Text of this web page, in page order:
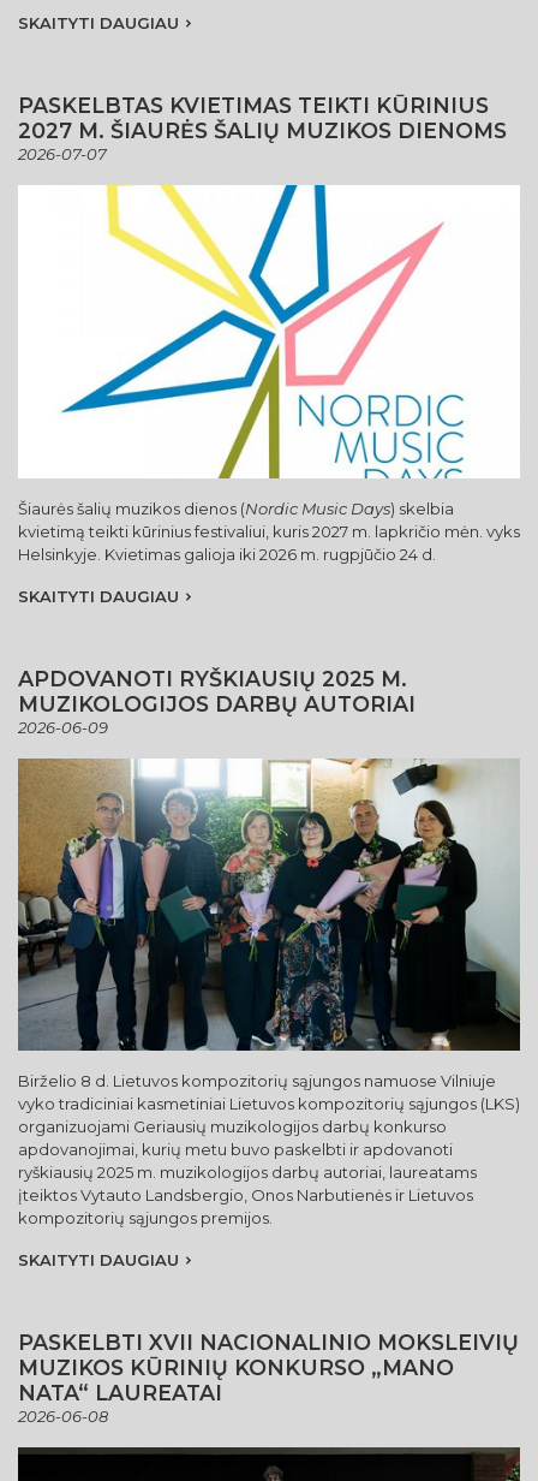
SKAITYTI DAUGIAU
PASKELBTAS KVIETIMAS TEIKTI KŪRINIUS
2027 M. ŠIAURĖS ŠALIŲ MUZIKOS DIENOMS
2026-07-07
Šiaurės šalių muzikos dienos (Nordic Music Days) skelbia
kvietimą teikti kūrinius festivaliui, kuris 2027 m. lapkričio mėn. vyks
Helsinkyje. Kvietimas galioja iki 2026 m. rugpjūčio 24 d.
SKAITYTI DAUGIAU
APDOVANOTI RYŠKIAUSIŲ 2025 M.
MUZIKOLOGIJOS DARBŲ AUTORIAI
2026-06-09
Birželio 8 d. Lietuvos kompozitorių sąjungos namuose Vilniuje
vyko tradiciniai kasmetiniai Lietuvos kompozitorių sąjungos (LKS)
organizuojami Geriausių muzikologijos darbų konkurso
apdovanojimai, kurių metu buvo paskelbti ir apdovanoti
ryškiausių 2025 m. muzikologijos darbų autoriai, laureatams
įteiktos Vytauto Landsbergio, Onos Narbutienės ir Lietuvos
kompozitorių sąjungos premijos.
SKAITYTI DAUGIAU
PASKELBTI XVII NACIONALINIO MOKSLEIVIŲ
MUZIKOS KŪRINIŲ KONKURSO „MANO
NATA“ LAUREATAI
2026-06-08